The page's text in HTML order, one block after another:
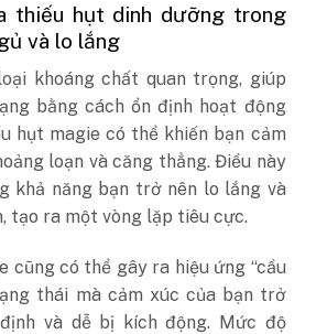
thiếu hụt dinh dưỡng trong
và lo lắng
khoáng chất quan trọng, giúp
bằng cách ổn định hoạt động
hụt magie có thể khiến bạn cảm
loạn và căng thẳng. Điều này
khả năng bạn trở nên lo lắng và
tạo ra một vòng lặp tiêu cực.
cũng có thể gây ra hiệu ứng “cầu
thái mà cảm xúc của bạn trở
và dễ bị kích động. Mức độ